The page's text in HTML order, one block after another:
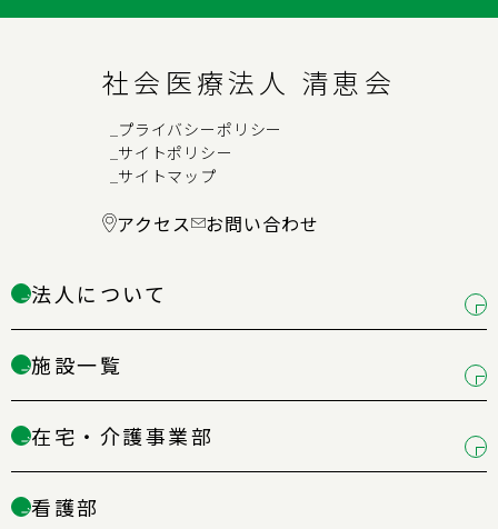
社会医療法人 清恵会
→
プライバシーポリシー
→
サイトポリシー
→
サイトマップ
アクセス お問い合わせ
→
法人について
→
施設一覧
→
在宅・介護事業部
→
看護部